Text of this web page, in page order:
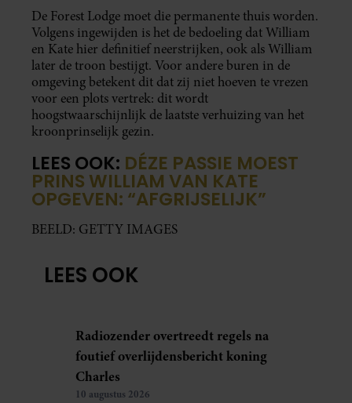
De Forest Lodge moet die permanente thuis worden.
Volgens ingewijden is het de bedoeling dat William
en Kate hier definitief neerstrijken, ook als William
later de troon bestijgt. Voor andere buren in de
omgeving betekent dit dat zij niet hoeven te vrezen
voor een plots vertrek: dit wordt
hoogstwaarschijnlijk de laatste verhuizing van het
kroonprinselijk gezin.
LEES OOK: DÉZE PASSIE MOEST
PRINS WILLIAM VAN KATE
OPGEVEN: “AFGRIJSELIJK”
BEELD: GETTY IMAGES
LEES OOK
Radiozender overtreedt regels na
foutief overlijdensbericht koning
Charles
10 augustus 2026